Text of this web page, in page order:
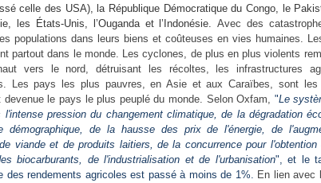
celle des USA), la République Démocratique du Congo, le
les États-Unis, l’Ouganda et l’Indonésie.Avec des
populations dans leurs biens et coûteuses en vies humaines.
partout dans le monde. Les cyclones, de plus en plus violents
vers le nord, détruisant les récoltes, les infrastructures
Les pays les plus pauvres, en Asie et aux Caraïbes, sont les
devenue le pays le plus peuplé du monde. Selon Oxfam, "Le
l'intense pression du changement climatique, de la dégradation
démographique, de la hausse des prix de l'énergie, de
viande et de produits laitiers, de la concurrence pour l'obtention
biocarburants, de l'industrialisation et de l'urbanisation", et le
des rendements agricoles est passé à moins de 1%. En lien avec